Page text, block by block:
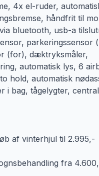
4x el-ruder,
håndfrit til
bluetooth, usb-a
parkeringssensor
(for), dæktryksmåler,
automatisk lys, 6
hold, automatisk
i bag, tågelygter,
af vinterhjul til 2.995,-
fra